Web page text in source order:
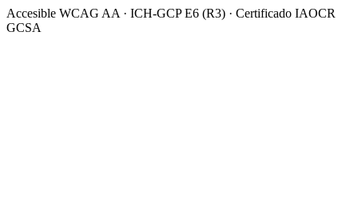
Accesible WCAG AA · ICH-GCP E6 (R3) · Certificado IAOCR
GCSA